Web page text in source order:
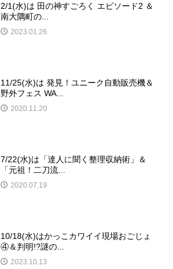
2/1(水)は 田の神すごろく エピソード2 ＆
南大隅町の...
2023.01.26
11/25(水)は 発見！ユニーク自動販売機＆
野外フェス WA...
2020.11.20
7/22(水)は「達人に聞く整理収納術」＆
「元祖！二刀流...
2020.07.19
10/18(水)はかっこカワイイ現場おごじょ
④＆判明!?謎の...
2023.10.13